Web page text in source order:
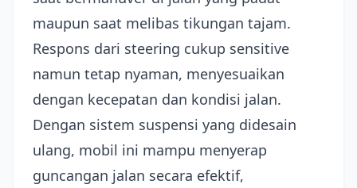
maupun saat melibas tikungan tajam.
Respons dari steering cukup sensitive
namun tetap nyaman, menyesuaikan
dengan kecepatan dan kondisi jalan.
Dengan sistem suspensi yang didesain
ulang, mobil ini mampu menyerap
guncangan jalan secara efektif,